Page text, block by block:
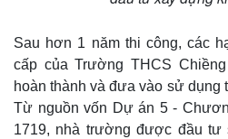
Sau hơn 1 năm thi công, các
cấp của Trường THCS
hoàn thành và đưa vào sử dụng
Từ nguồn vốn Dự án 5 -
1719, nhà trường được đầu tư